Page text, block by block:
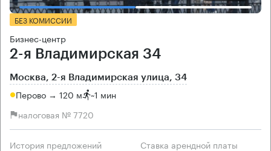
БЕЗ КОМИССИИ
Бизнес-центр
2-я Владимирская 34
Москва, 2-я Владимирская улица, 34
Перово → 120 м ~1 мин
налоговая № 7720
История предложений Ставка арендной платы